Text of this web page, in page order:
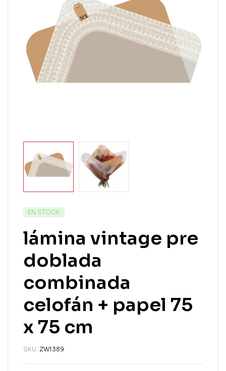
EN STOCK
lámina vintage pre
doblada
combinada
celofán + papel 75
x 75 cm
SKU: ZW1389